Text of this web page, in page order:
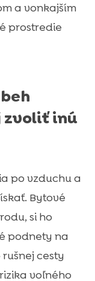
a vonkajším
prostredie
zvoliť inú
po vzduchu a
Bytové
si ho
podnety na
cesty
voľného